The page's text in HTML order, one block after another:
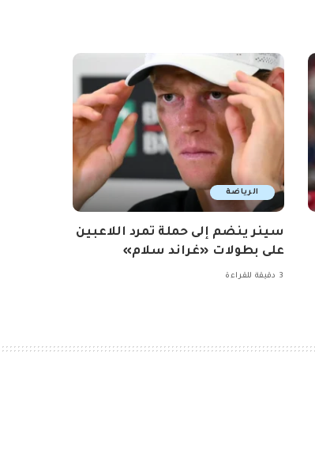
الرياضة
سينر ينضم إلى حملة تمرد اللاعبين
على بطولات «غراند سلام»
3 دقيقة للقراءة